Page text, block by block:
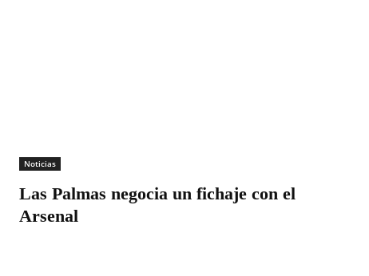
Noticias
Las Palmas negocia un fichaje con el
Arsenal